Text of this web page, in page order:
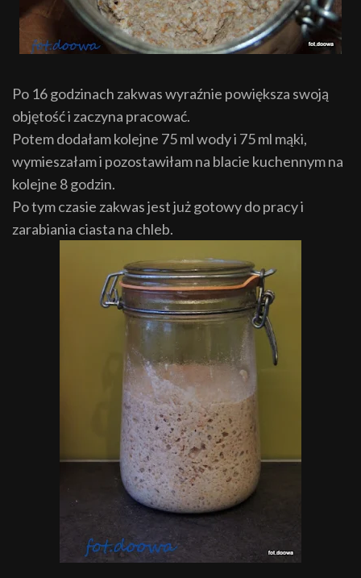
Po 16 godzinach zakwas wyraźnie powiększa swoją
objętość i zaczyna pracować.
Potem dodałam kolejne 75 ml wody i 75 ml mąki,
wymieszałam i pozostawiłam na blacie kuchennym na
kolejne 8 godzin.
Po tym czasie zakwas jest już gotowy do pracy i
zarabiania ciasta na chleb.